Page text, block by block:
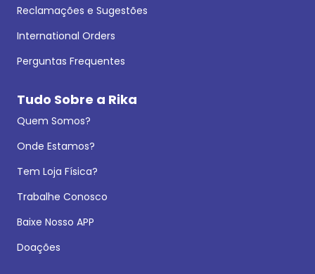
Reclamações e Sugestões
International Orders
Perguntas Frequentes
Tudo Sobre a Rika
Quem Somos?
Onde Estamos?
Tem Loja Física?
Trabalhe Conosco
Baixe Nosso APP
Doações